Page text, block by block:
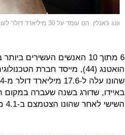
וונג ג'אנלין. הנו עומד על 30 מיליארד דולר לעומת 13.2 מיליארד דולר בשנה שעברה
6 מתוך 10 האנשים העשירים
הואטנג (44), מייסד חברת
באיידו, שדורג בשנה שעברה
השישי לאחר שהונו הצטמצם ב-4.1 מיליארד דולר ל-10.4 מיליארד דולר.